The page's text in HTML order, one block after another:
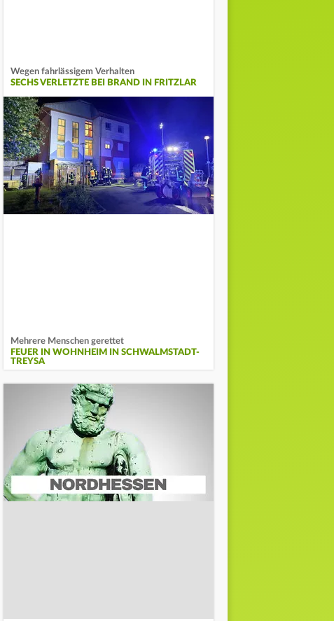
Wegen fahrlässigem Verhalten
SECHS VERLETZTE BEI BRAND IN FRITZLAR
Mehrere Menschen gerettet
FEUER IN WOHNHEIM IN SCHWALMSTADT-
TREYSA